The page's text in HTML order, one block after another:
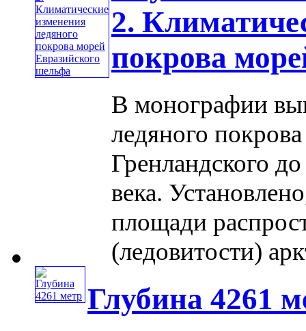
2.
покрова
В монографии
ледяного
Гренландского
века.
площади
(ледовитости)
Глубина 4261